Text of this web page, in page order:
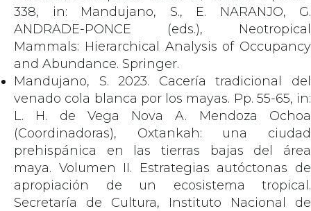
338, in: Mandujano, S., E. NARANJO, G.
ANDRADE-PONCE (eds.), Neotropical
Mammals: Hierarchical Analysis of Occupancy
and Abundance. Springer.
Mandujano, S. 2023. Cacería tradicional del
venado cola blanca por los mayas. Pp. 55-65, in:
L. H. de Vega Nova A. Mendoza Ochoa
(Coordinadoras), Oxtankah: una ciudad
prehispánica en las tierras bajas del área
maya. Volumen II. Estrategias autóctonas de
apropiación de un ecosistema tropical.
Secretaría de Cultura, Instituto Nacional de